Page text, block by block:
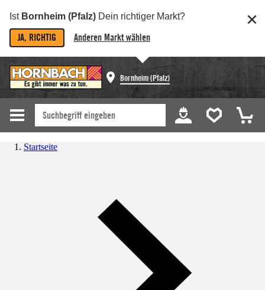
Ist Bornheim (Pfalz) Dein richtiger Markt?
JA, RICHTIG Anderen Markt wählen
Bornheim (Pfalz)
Startseite